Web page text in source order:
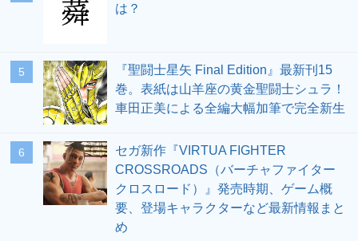
は？
5
『聖闘士星矢 Final Edition』最新刊15
巻。表紙は山羊座の黄金聖闘士シュラ！
車田正美による全編大幅加筆で完全新生
6
セガ新作『VIRTUA FIGHTER
CROSSROADS（バーチャファイター
クロスロード）』発売時期、ゲーム概
要、登場キャラクターなど最新情報まと
め